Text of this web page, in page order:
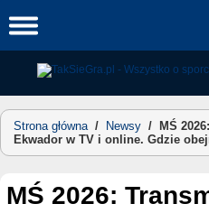
to
Strona główna/ Newsy /
MŚ
Ekwador w TV i online. Gdzie
MŚ 2026: Transmisja meczu